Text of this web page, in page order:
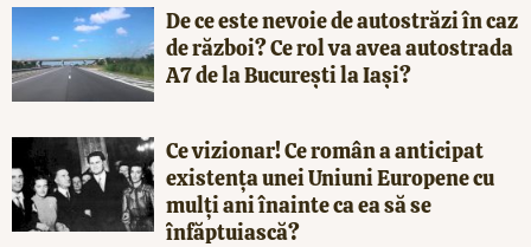
De ce este nevoie de autostrăzi în caz
de război? Ce rol va avea autostrada
A7 de la București la Iași?
Ce vizionar! Ce român a anticipat
existența unei Uniuni Europene cu
mulți ani înainte ca ea să se
înfăptuiască?